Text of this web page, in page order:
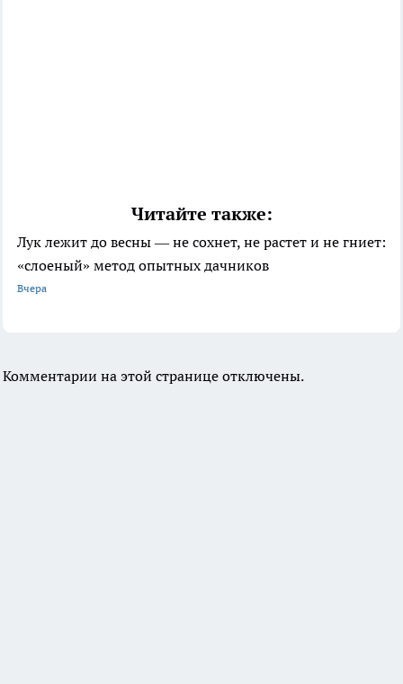
Читайте также:
Лук лежит до весны — не сохнет, не растет и не гниет:
«слоеный» метод опытных дачников
Вчера
Комментарии на этой странице отключены.